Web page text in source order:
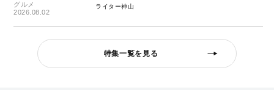
グルメ
2026.08.02
ライター神山
特集一覧を見る